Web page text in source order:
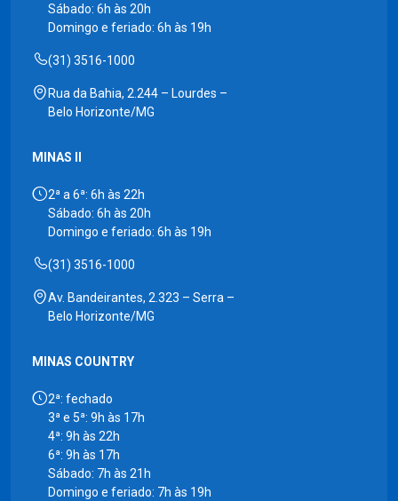
Sábado: 6h às 20h
Domingo e feriado: 6h às 19h
(31) 3516-1000
Rua da Bahia, 2.244 – Lourdes –
Belo Horizonte/MG
MINAS II
2ª a 6ª: 6h às 22h
Sábado: 6h às 20h
Domingo e feriado: 6h às 19h
(31) 3516-1000
Av. Bandeirantes, 2.323 – Serra –
Belo Horizonte/MG
MINAS COUNTRY
2ª: fechado
3ª e 5ª: 9h às 17h
4ª: 9h às 22h
6ª: 9h às 17h
Sábado: 7h às 21h
Domingo e feriado: 7h às 19h